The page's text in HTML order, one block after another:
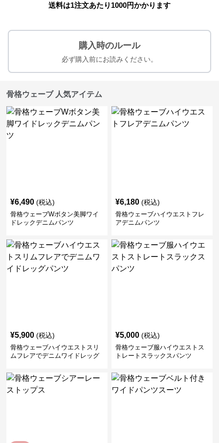
送料は1注文あたり 1000円かかります
購入時のルール
必ず購入前にお読みください。
骨格ウェーブ 人気アイテム
¥6,490 (税込)
骨格ウェーブWボタン美脚ワイ
ドレックデニムパンツ
¥6,180 (税込)
骨格ウェーブハイウエストフレ
アデニムパンツ
¥5,900 (税込)
骨格ウェーブハイウエストスリ
ムフレアでデニムワイドレッグ
¥5,000 (税込)
骨格ウェーブ服ハイウエストス
トレートスラックスパンツ